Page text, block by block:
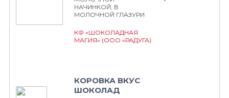
НАЧИНКОЙ, В
МОЛОЧНОЙ ГЛАЗУРИ
КФ «ШОКОЛАДНАЯ
МАГИЯ» (ООО «РАДУГА)
КОРОВКА ВКУС
ШОКОЛАД